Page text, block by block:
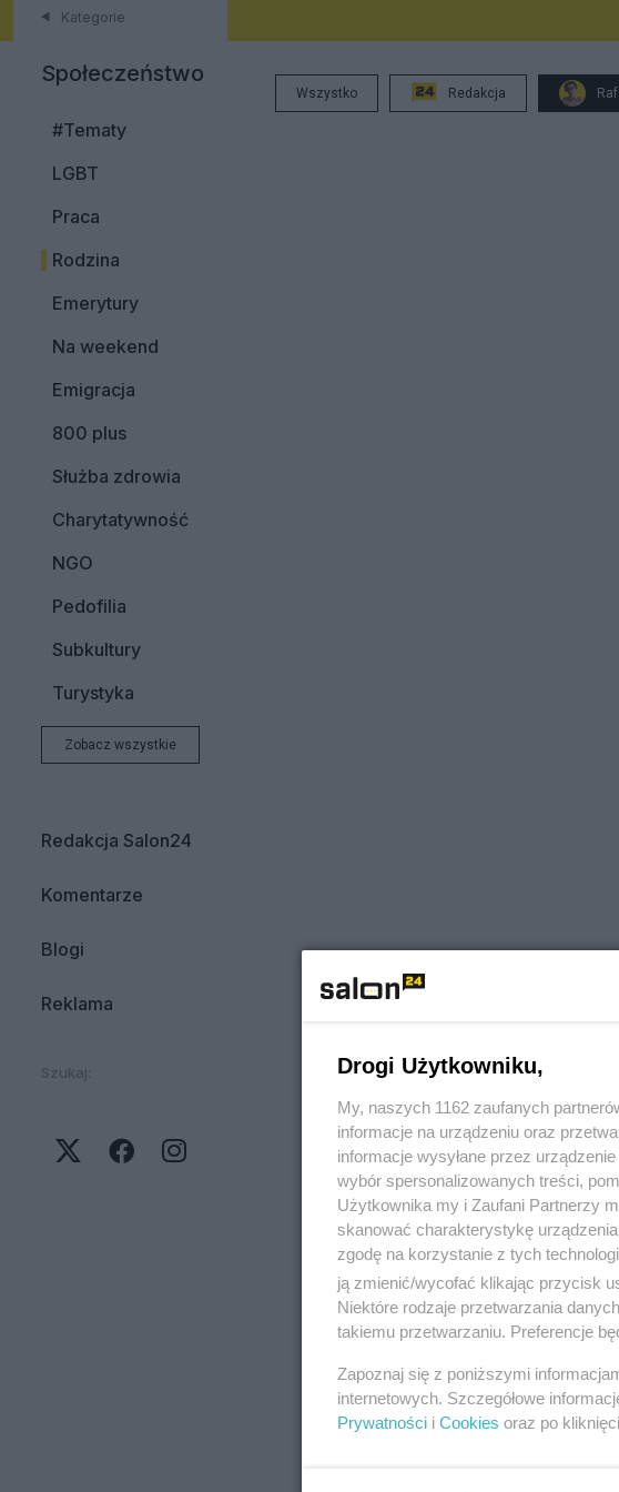
Kategorie
Społeczeństwo
#Tematy
LGBT
Praca
Rodzina
Emerytury
Na weekend
Emigracja
800 plus
Służba zdrowia
Charytatywność
NGO
Pedofilia
Subkultury
Turystyka
Zobacz wszystkie
Redakcja Salon24
Komentarze
Blogi
Reklama
Szukaj:
Wszystko Redakcja
Drogi Użytkowniku,
My, naszych 1162 zaufanych
informacje na urządzeniu oraz
informacje wysyłane przez
wybór spersonalizowanych treści,
Użytkownika my i Zaufani Partnerzy
skanować charakterystykę
zgodę na korzystanie z tych
ją zmienić/wycofać klikając przycisk
Niektóre rodzaje przetwarzania
takiemu przetwarzaniu. Preferencje
Zapoznaj się z poniższymi
internetowych. Szczegółowe
Prywatności i Cookies oraz po